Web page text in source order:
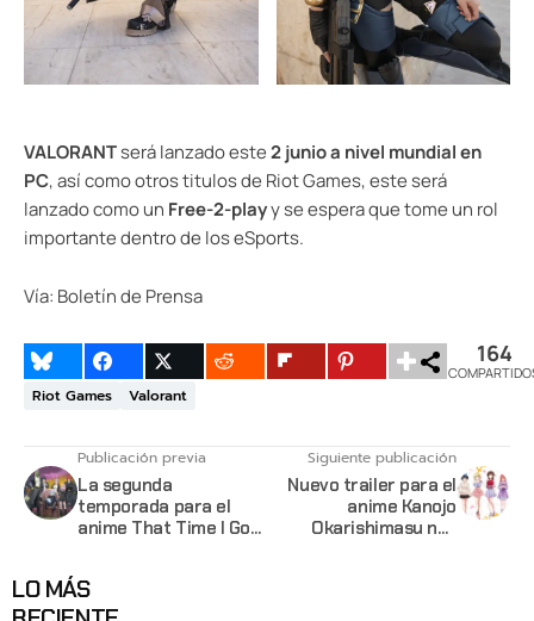
VALORANTserá lanzado este2 junio a nivel mundial en
PC, así como otros titulos de Riot Games, este será
lanzado como un Free-2-playy se espera que tome un rol
importante dentro de los eSports.
Vía: Boletín de Prensa
164
Riot Games Valorant
Publicación previa
La segunda
temporada para el
anime That Time I Got
hasta enero 2021
Siguiente publicación
Nuevo trailer para el
anime Kanojo
Okarishimasu nos
LO MÁS